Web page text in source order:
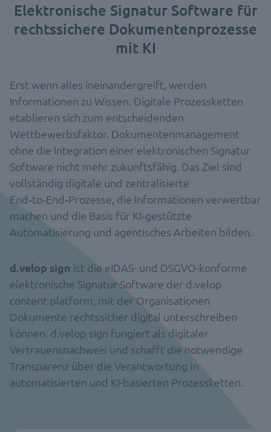
Elektronische Signatur Software für
rechtssichere Dokumentenprozesse
mit KI
Erst wenn alles ineinandergreift, werden
Informationen zu Wissen. Digitale Prozessketten
etablieren sich zum entscheidenden
Wettbewerbsfaktor. Dokumentenmanagement
ohne die Integration einer elektronischen Signatur
Software nicht mehr zukunftsfähig. Das Ziel sind
vollständig digitale und zentralisierte
End‑to‑End‑Prozesse, die Informationen verwertbar
machen und die Basis für KI‑gestützte
Automatisierung und agentisches Arbeiten bilden.
d.velop sign ist die eIDAS- und DSGVO-konforme
elektronische Signatur Software der d.velop
content platform, mit der Organisationen
Dokumente rechtssicher digital unterschreiben
können. d.velop sign fungiert als digitaler
Vertrauensnachweis und schafft die notwendige
Transparenz über die Verantwortung in
automatisierten und KI-basierten Prozessketten.